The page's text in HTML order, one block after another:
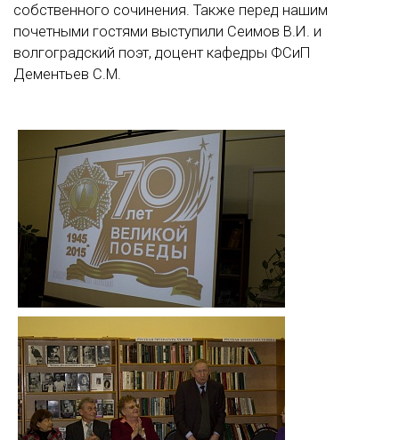
собственного сочинения. Также перед нашим
почетными гостями выступили Сеимов В.И. и
волгоградский поэт, доцент кафедры ФСиП
Дементьев С.М.